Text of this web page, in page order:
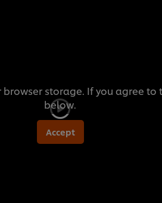
storage. If you agree
below.
Accept